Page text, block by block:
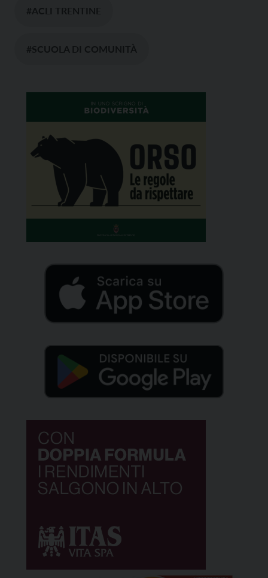
#ACLI TRENTINE
#SCUOLA DI COMUNITÀ